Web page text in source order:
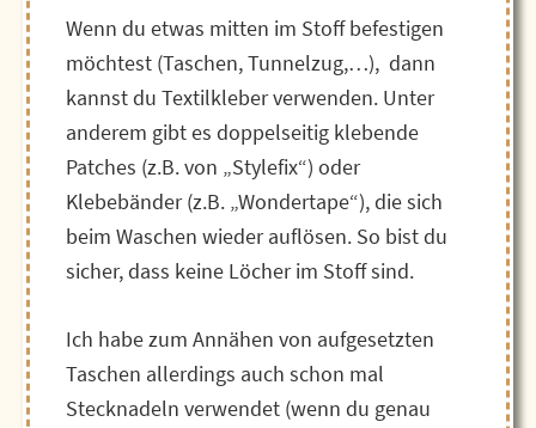
Wenn du etwas mitten im Stoff befestigen
möchtest (Taschen, Tunnelzug,…), dann
kannst du Textilkleber verwenden. Unter
anderem gibt es doppelseitig klebende
Patches (z.B. von „Stylefix“) oder
Klebebänder (z.B. „Wondertape“), die sich
beim Waschen wieder auflösen. So bist du
sicher, dass keine Löcher im Stoff sind.
Ich habe zum Annähen von aufgesetzten
Taschen allerdings auch schon mal
Stecknadeln verwendet (wenn du genau